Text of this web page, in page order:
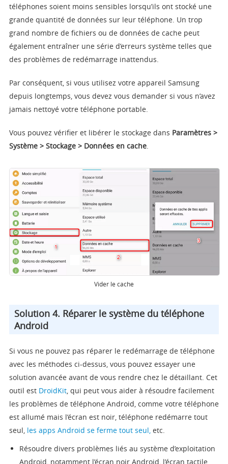
téléphones soient moins sensibles lorsqu’ils ont stocké une
grande quantité de données sur leur téléphone. Un trop
grand nombre de fichiers ou de données de cache peut
également entraîner une série d’erreurs système telles que
des problèmes de redémarrage inattendus.
Par conséquent, si vous utilisez votre appareil Samsung
depuis longtemps, vous devez vous demander si vous n’avez
jamais nettoyé votre téléphone portable.
Vous pouvez vérifier et libérer le stockage dans Paramètres >
Système > Stockage > Données en cache.
Vider le cache
Solution 4. Réparer le système du téléphone
Android
Si vous ne pouvez pas réparer le redémarrage de téléphone
avec les méthodes ci-dessus, vous pouvez essayer une
solution avancée avant de vous rendre chez le détaillant. Cet
outil est DroidKit, qui peut vous aider à résoudre facilement
les problèmes de téléphone Android, comme votre téléphone
est allumé mais l’écran est noir, téléphone redémarre tout
seul, les apps Android se ferme tout seul,etc.
Résoudre divers problèmes liés au système d’exploitation
Android, notamment l’écran noir Android, l’écran tactile